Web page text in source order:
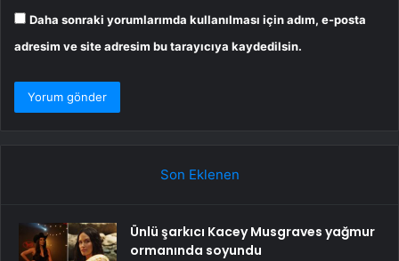
Daha sonraki yorumlarımda kullanılması için adım, e-posta
adresim ve site adresim bu tarayıcıya kaydedilsin.
Son Eklenen
Ünlü şarkıcı Kacey Musgraves yağmur
ormanında soyundu